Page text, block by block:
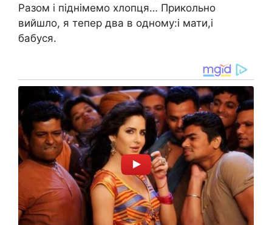
Разом і піднімемо хлопця… Прикольно
вийшло, я тепер два в одному:і мати,і
бабуся.